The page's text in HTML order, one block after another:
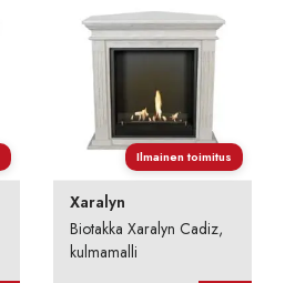
3039,00 €
Ilmainen toimitus
Xaralyn
Biotakka Xaralyn Cadiz,
kulmamalli